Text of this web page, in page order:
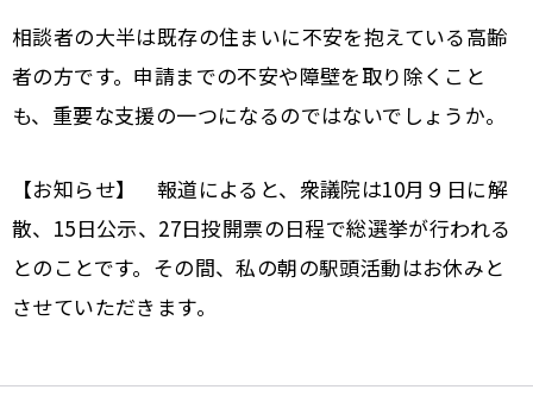
相談者の大半は既存の住まいに不安を抱えている高齢
者の方です。申請までの不安や障壁を取り除くこと
も、重要な支援の一つになるのではないでしょうか。
【お知らせ】 報道によると、衆議院は10月９日に解
散、15日公示、27日投開票の日程で総選挙が行われる
とのことです。その間、私の朝の駅頭活動はお休みと
させていただきます。